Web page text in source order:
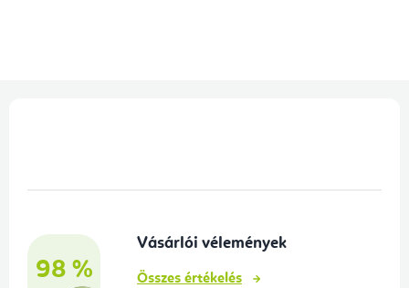
98 %
Vásárlói vélemények
Összes értékelés